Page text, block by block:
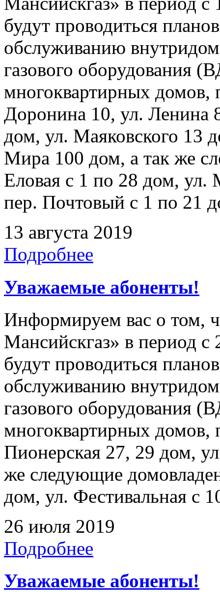
будут проводиться
обслуживанию
газового
многоквартирных
Доронина 10, ул. Ленина
дом, ул. Маяковского 13
Мира 100 дом, а так же
Еловая с 1 по 28 дом, ул.
пер. Почтовый с 1 по 21
13 августа 2019
Подробнее
Уважаемые абоненты!
Информируем вас о том,
Мансийскгаз» в период с
будут проводиться
обслуживанию
газового
многоквартирных
Пионерская 27, 29 дом,
же следующие
дом, ул. Фестивальная с
26 июля 2019
Подробнее
Уважаемые абоненты!